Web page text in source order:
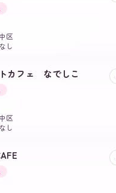
区
し
カフェ なでしこ
区
し